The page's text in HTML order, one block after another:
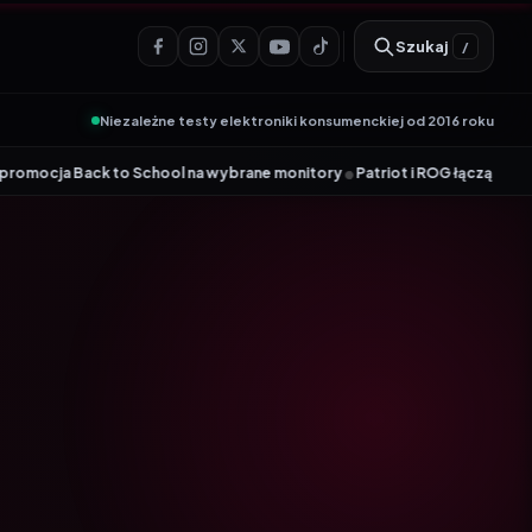
Szukaj /
Niezależne testy elektroniki konsumenckiej od 2016 roku
to School na wybrane monitory•Patriot i ROG łączą siły. Viper Steel